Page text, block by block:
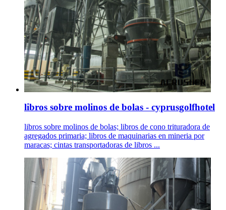
libros sobre molinos de bolas - cyprusgolfhotel
libros sobre molinos de bolas; libros de cono trituradora de
agregados primaria; libros de maquinarias en mineria por
maracas; cintas transportadoras de libros ...